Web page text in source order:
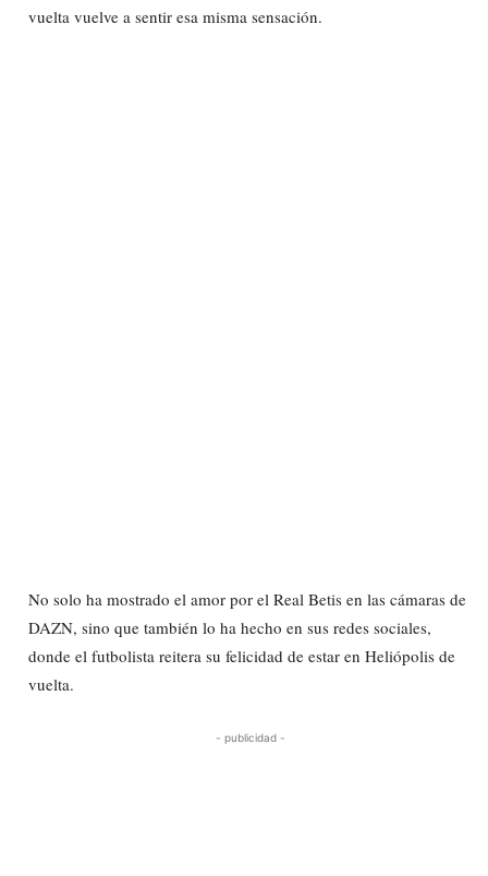
vuelta vuelve a sentir esa misma sensación.
No solo ha mostrado el amor por el Real Betis en las cámaras de
DAZN, sino que también lo ha hecho en sus redes sociales,
donde el futbolista reitera su felicidad de estar en Heliópolis de
vuelta.
- publicidad -